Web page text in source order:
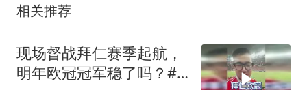
相关推荐
现场督战拜仁赛季起航，
明年欧冠冠军稳了吗？#